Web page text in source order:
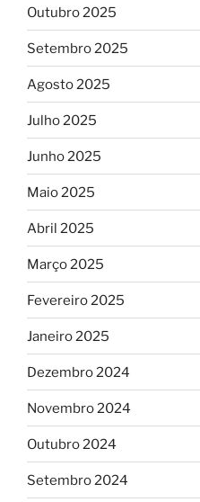
Outubro 2025
Setembro 2025
Agosto 2025
Julho 2025
Junho 2025
Maio 2025
Abril 2025
Março 2025
Fevereiro 2025
Janeiro 2025
Dezembro 2024
Novembro 2024
Outubro 2024
Setembro 2024